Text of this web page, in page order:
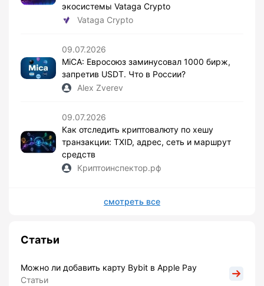
экосистемы Vataga Crypto
Vataga Crypto
09.07.2026
MiCA: Евросоюз заминусовал 1000 бирж,
запретив USDT. Что в России?
Alex Zverev
09.07.2026
Как отследить криптовалюту по хешу
транзакции: TXID, адрес, сеть и маршрут
средств
Криптоинспектор.рф
смотреть все
Статьи
Можно ли добавить карту Bybit в Apple Pay
Статьи